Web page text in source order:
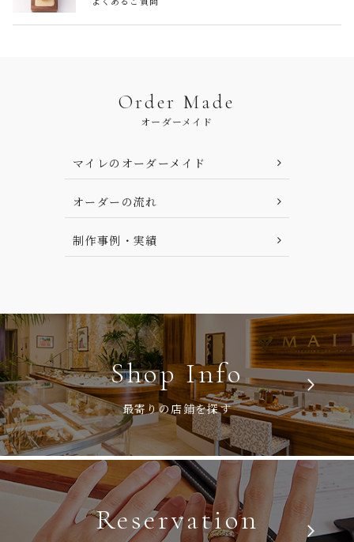
Order Made
オーダーメイド
マイレのオーダーメイド
オーダーの流れ
制作事例・実績
Shop Info
最寄りの店鋪を探す
Reservation